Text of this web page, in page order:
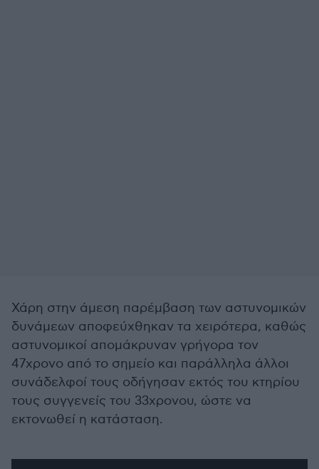
Χάρη στην άμεση παρέμβαση των αστυνομικών
δυνάμεων αποφεύχθηκαν τα χειρότερα, καθώς
αστυνομικοί απομάκρυναν γρήγορα τον
47χρονο από το σημείο και παράλληλα άλλοι
συνάδελφοί τους οδήγησαν εκτός του κτηρίου
τους συγγενείς του 33χρονου, ώστε να
εκτονωθεί η κατάσταση.